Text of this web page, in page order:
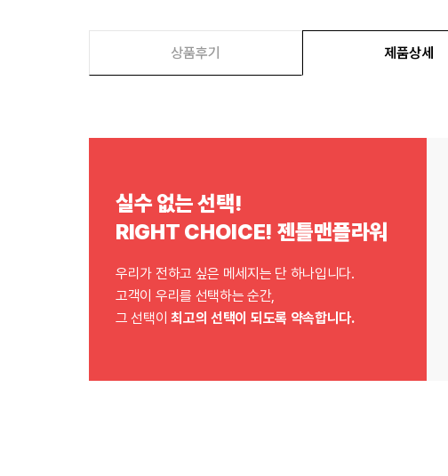
상품후기 제품상세
실수 없는 선택!
RIGHT CHOICE! 젠틀맨플라워
우리가 전하고 싶은 메세지는 단 하나입니다.
고객이 우리를 선택하는 순간,
그 선택이최고의 선택이 되도록 약속합니다.